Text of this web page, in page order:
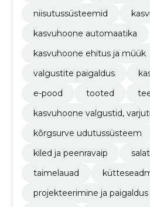
niisutussüsteemid
kasvuhoone automaatika
kasvuhoone ehitus ja müük
valgustite paigaldus
e-pood
tooted
kasvuhoone valgustid,
kõrgsurve udutussüsteem
kiled ja peenravaip
taimelauad
projekteerimine ja paigaldus